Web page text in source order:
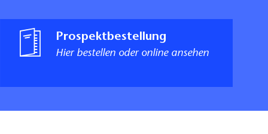
Prospektbestellung
Hier bestellen oder online ansehen